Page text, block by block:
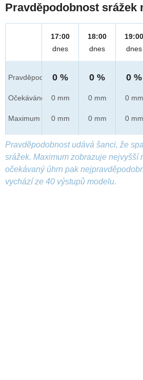
Pravděpodobnost srážek
Pravděpod.
Očekáváno
Maximum
17:00
dnes
0 %
0 mm
0 mm
18:00
dnes
0 %
0 mm
0 mm
19:00
dnes
0 %
0 mm
0 mm
Pravděpodobnost udává šanci, že
srážek. Maximum zobrazuje nejvyšší
očekávaný úhrn pak
vychází ze 40 výstupů modelu.